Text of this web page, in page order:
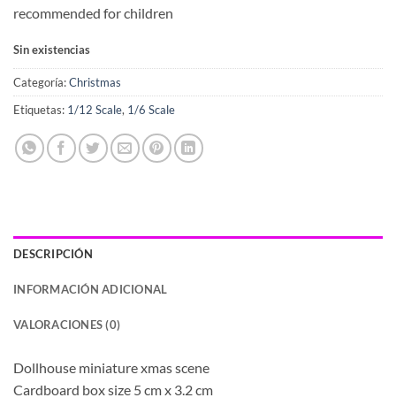
recommended for children
Sin existencias
Categoría:Christmas
Etiquetas: 1/12 Scale, 1/6 Scale
DESCRIPCIÓN
INFORMACIÓN ADICIONAL
VALORACIONES (0)
Dollhouse miniature xmas scene
Cardboard box size 5 cm x 3.2 cm